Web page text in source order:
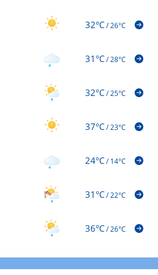
32°C/26°C
31°C/28°C
32°C/25°C
37°C/23°C
24°C/14°C
31°C/22°C
36°C/26°C